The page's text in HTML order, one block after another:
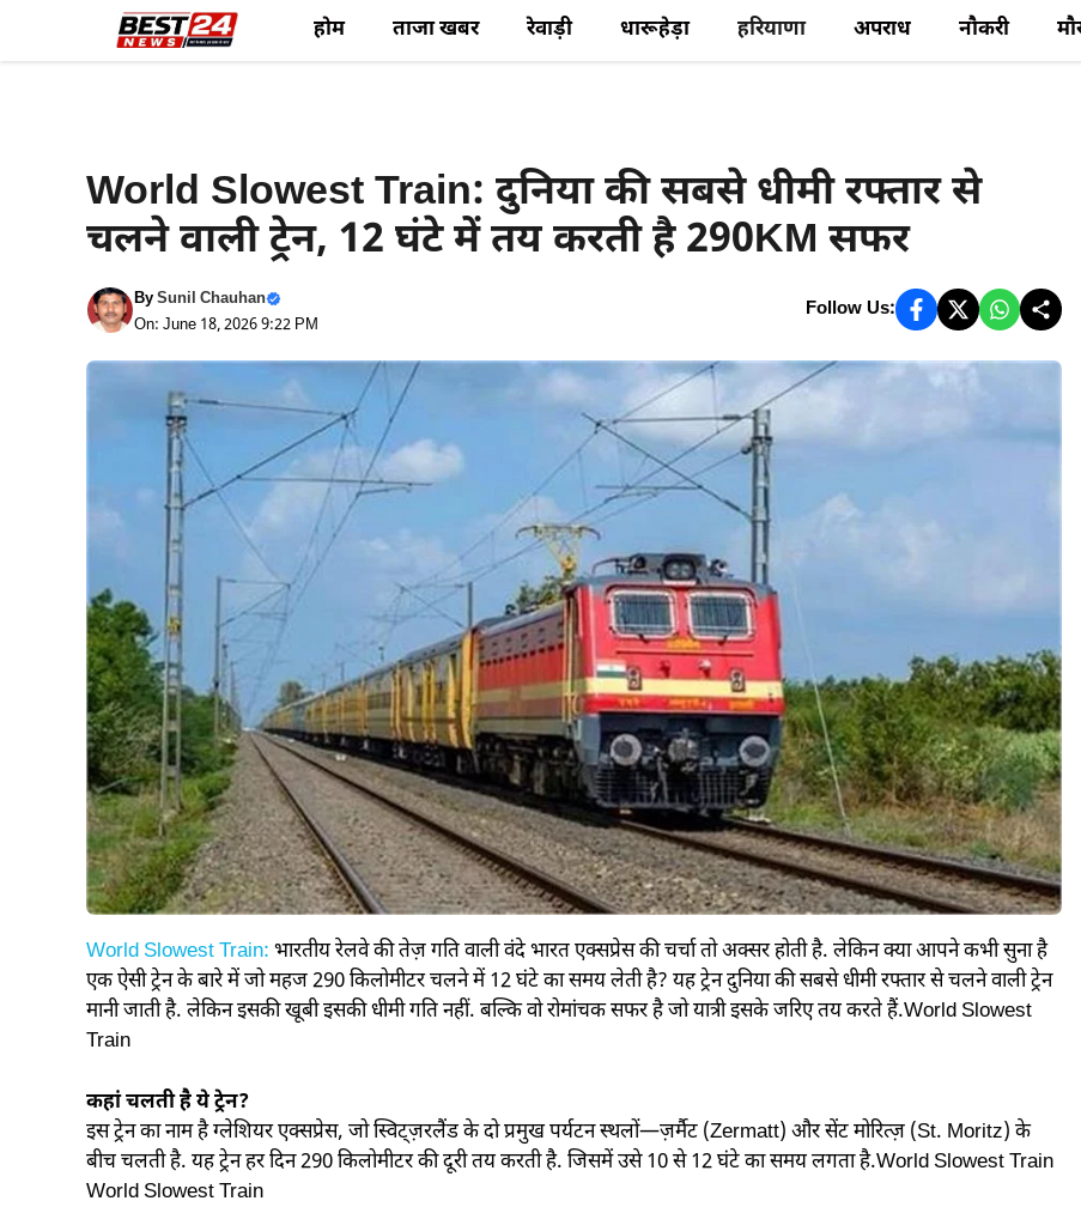
होम ताजा खबर रेवाड़ी धारूहेड़ा हरियाणा अपराध नौकरी
World Slowest Train: दुनिया की सबसे धीमी रफ्तार से
चलने वाली ट्रेन, 12 घंटे में तय करती है 290KM सफर
BySunil Chauhan
On: June 18, 2026 9:22 PM
Follow Us:
World Slowest Train: भारतीय रेलवे की तेज़ गति वाली वंदे भारत एक्सप्रेस की चर्चा तो अक्सर होती है. लेकिन क्या आपने कभी सुना है
एक ऐसी ट्रेन के बारे में जो महज 290 किलोमीटर चलने में 12 घंटे का समय लेती है? यह ट्रेन दुनिया की सबसे धीमी रफ्तार से चलने वाली ट्रेन
मानी जाती है. लेकिन इसकी खूबी इसकी धीमी गति नहीं. बल्कि वो रोमांचक सफर है जो यात्री इसके जरिए तय करते हैं.World Slowest
Train
कहां चलती है ये ट्रेन?
इस ट्रेन का नाम है ग्लेशियर एक्सप्रेस, जो स्विट्ज़रलैंड के दो प्रमुख पर्यटन स्थलों—ज़र्मैट (Zermatt) और सेंट मोरित्ज़ (St. Moritz) के
बीच चलती है. यह ट्रेन हर दिन 290 किलोमीटर की दूरी तय करती है. जिसमें उसे 10 से 12 घंटे का समय लगता है.World Slowest Train
World Slowest Train